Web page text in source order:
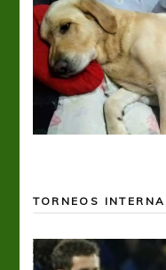
TORNEOS